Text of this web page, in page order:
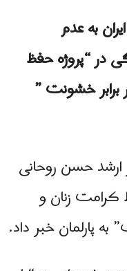
به عدم
در “پروژه حفظ
برابر خشونت ”
، دستیار ارشد حسن روحانی
کرامت زنان و
پارلمان خبر داد.